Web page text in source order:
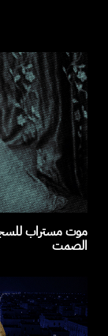
موت مستراب
الصمت